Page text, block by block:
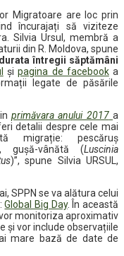
Migratoare are loc prin
încurajați să viziteze
Silvia Ursul, membră a
din R. Moldova, spune
întregii săptămâni
șipagina de facebooka
legate de păsările
primăvara anului 2017 a
detalii despre cele mai
migrație: pescăruș
gușă-vânătă (Luscinia
)”, spune Silvia URSUL,
SPPN se va alătura celui
Global Big Day. În această
monitoriza aproximativ
și vor include observațiile
mare bază de date de